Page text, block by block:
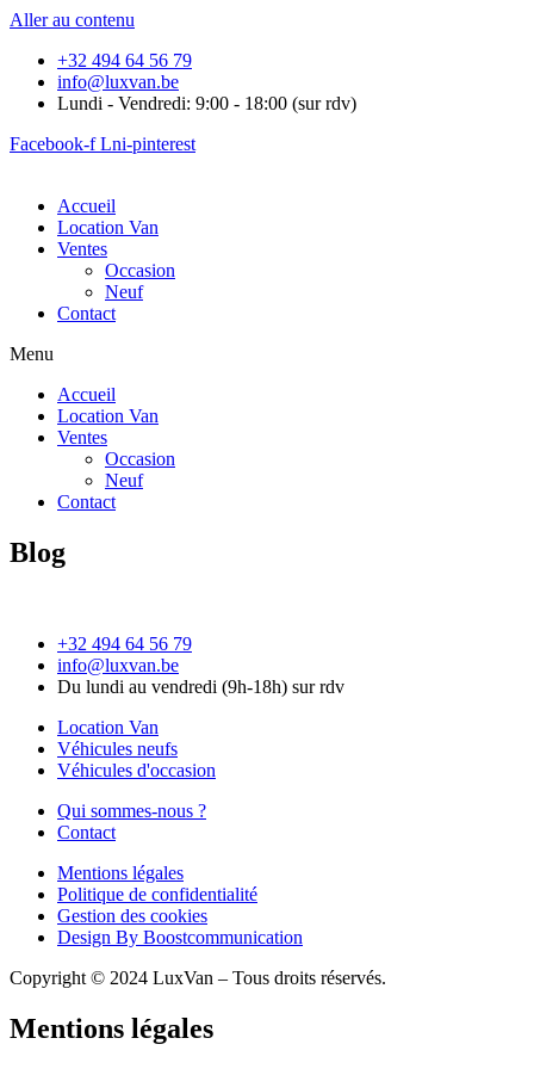
Aller au contenu
+32 494 64 56 79
info@luxvan.be
Lundi - Vendredi: 9:00 - 18:00 (sur rdv)
Facebook-f Lni-pinterest
Accueil
Location Van
Ventes
Occasion
Neuf
Contact
Menu
Accueil
Location Van
Ventes
Occasion
Neuf
Contact
Blog
+32 494 64 56 79
info@luxvan.be
Du lundi au vendredi (9h-18h) sur rdv
Location Van
Véhicules neufs
Véhicules d'occasion
Qui sommes-nous ?
Contact
Mentions légales
Politique de confidentialité
Gestion des cookies
Design By Boostcommunication
Copyright © 2024 LuxVan – Tous droits réservés.
Mentions légales